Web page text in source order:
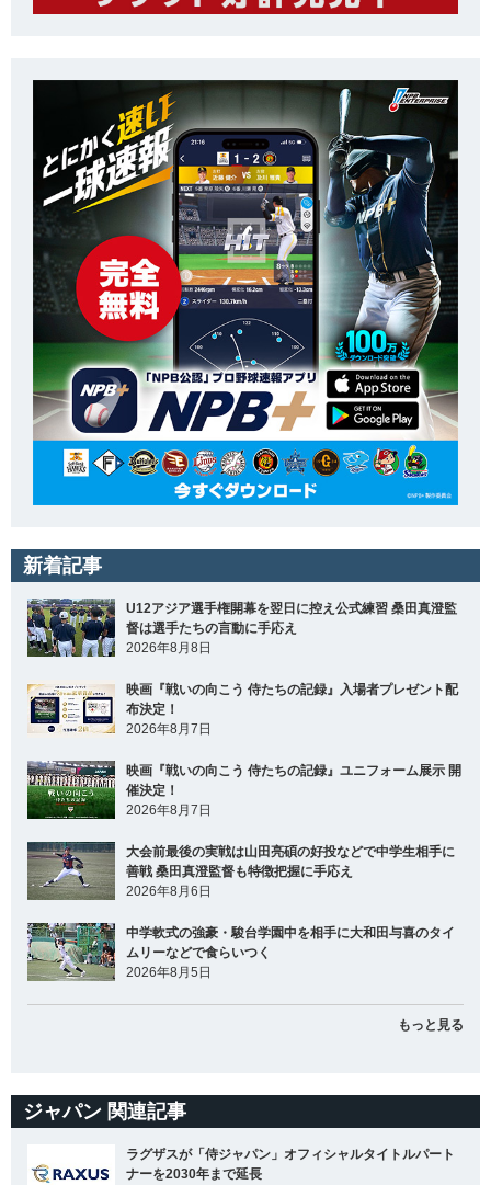
新着記事
U12アジア選手権開幕を翌日に控え公式練習 桑田真澄監
督は選手たちの言動に手応え
2026年8月8日
映画『戦いの向こう 侍たちの記録』入場者プレゼント配
布決定！
2026年8月7日
映画『戦いの向こう 侍たちの記録』ユニフォーム展示 開
催決定！
2026年8月7日
大会前最後の実戦は山田亮碩の好投などで中学生相手に
善戦 桑田真澄監督も特徴把握に手応え
2026年8月6日
中学軟式の強豪・駿台学園中を相手に大和田与喜のタイ
ムリーなどで食らいつく
2026年8月5日
もっと見る
ジャパン 関連記事
ラグザスが「侍ジャパン」オフィシャルタイトルパート
ナーを2030年まで延長